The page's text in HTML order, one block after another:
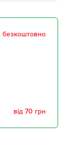
безкоштовно
від 70 грн